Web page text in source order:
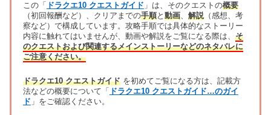
この「 ドラクエ10 クエストガイド 」は、そのクエストの概要
（初回報酬など）、クリアまでの手順と 動画、 解説（感想、考
察など）で構成しています。攻略手順では具体的なストーリー
内容に触れてはいませんが、動画や解説をご覧になる際は、 そ
のクエストおよび関連するメインストーリーなどのネタバレに
ご注意ください。
ドラクエ10 クエストガイドを初めてご覧になる方は、記載方
法などの概要について「
ドラクエ10 クエストガイド…のガイ
ド 」をご確認ください。